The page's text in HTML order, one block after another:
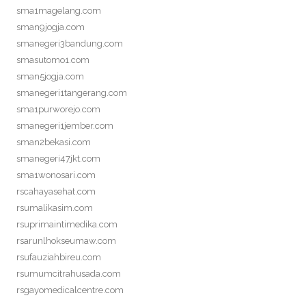
sma1magelang.com
sman9jogja.com
smanegeri3bandung.com
smasutomo1.com
sman5jogja.com
smanegeri1tangerang.com
sma1purworejo.com
smanegeri1jember.com
sman2bekasi.com
smanegeri47jkt.com
sma1wonosari.com
rscahayasehat.com
rsumalikasim.com
rsuprimaintimedika.com
rsarunlhokseumaw.com
rsufauziahbireu.com
rsumumcitrahusada.com
rsgayomedicalcentre.com